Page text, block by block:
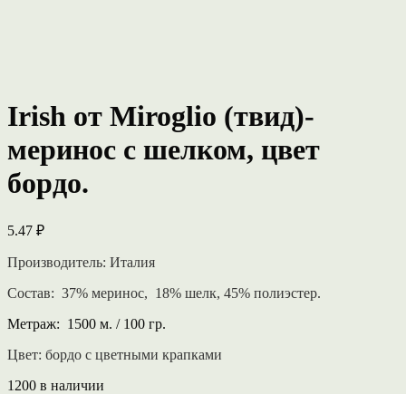
Irish от Miroglio (твид)-
меринос с шелком, цвет
бордо.
5.47 ₽
Производитель: Италия
Состав: 37% меринос, 18% шелк, 45% полиэстер.
Метраж: 1500 м. / 100 гр.
Цвет: бордо с цветными крапками
1200 в наличии